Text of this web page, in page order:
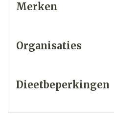
Merken
Organisaties
Dieetbeperkingen